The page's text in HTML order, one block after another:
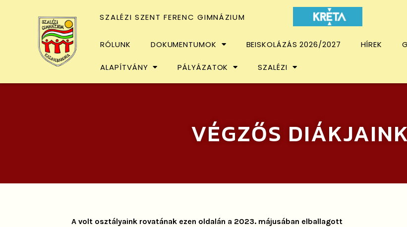
SZALÉZI SZENT FERENC GIMNÁZIUM
RÓLUNK DOKUMENTUMOK BEISKOLÁZÁS 2026/2027 HÍREK
ALAPÍTVÁNY PÁLYÁZATOK SZALÉZI
VÉGZŐS
A volt osztályaink rovatának ezen oldalán a 2023. májusában elballagott